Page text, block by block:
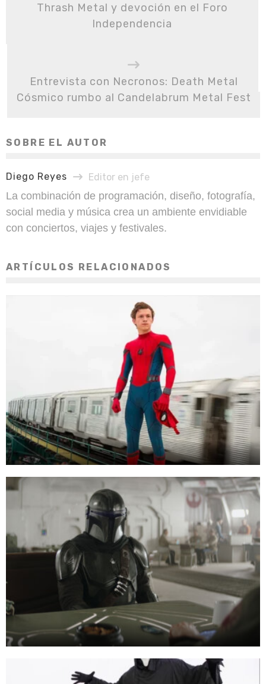
Thrash Metal y devoción en el Foro
Independencia
Entrevista con Necronos: Death Metal
Cósmico rumbo al Candelabrum Metal Fest
SOBRE EL AUTOR
Diego Reyes Editor en jefe
La combinación de programación, diseño, fotografía,
social media y música crea un ambiente envidiable
con conciertos, viajes y festivales.
ARTÍCULOS RELACIONADOS